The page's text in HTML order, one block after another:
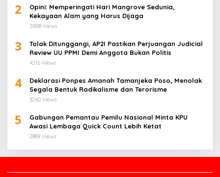
2
Opini: Memperingati Hari Mangrove Sedunia,
Kekayaan Alam yang Harus Dijaga
5008 Views
3
Tolak Ditunggangi, AP2I Pastikan Perjuangan Judicial
Review UU PPMI Demi Anggota Bukan Politis
4216 Views
4
Deklarasi Ponpes Amanah Tamanjeka Poso, Menolak
Segala Bentuk Radikalisme dan Terorisme
3260 Views
5
Gabungan Pemantau Pemilu Nasional Minta KPU
Awasi Lembaga Quick Count Lebih Ketat
2889 Views